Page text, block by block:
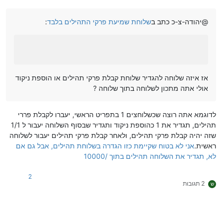
@יהודה-צ-כ כתב בשלוחת שמיעת פרקי התהילים בלבד:
אז איזה שלוחה להגדיר שלוחת קבלת פרקי תהילים או הוספת ניקוד
אולי אתה מתכון לשלוחה בתוך שלוחה ?
לדוגמא אתה רוצה שכשלוחצים 1 בתפריט הראשי, יעברו לקבלת פררי
תהילים, תגדיר את 1 כהוספת ניקוד ותגדיר שבסוף השלוחה יעבור ל 1/1
שזה יהיה קבלת פרקי תהילים, ולאחר קבלת פרקי תהילים יעבור לשלוחה
ראשית.אני לא בטוח שקיימת כזו הגדרה בשלוחת תהילים, אבל גם אם
לא, תגדיר את השלוחה תהילים בתוך /10000
ש 2 תגובות
2